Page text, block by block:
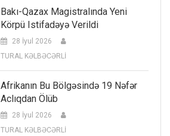
Bakı-Qazax Magistralında Yeni
Körpü Istifadəyə Verildi
28 İyul 2026
TURAL KƏLBƏCƏRLİ
Afrikanın Bu Bölgəsində 19 Nəfər
Aclıqdan Ölüb
28 İyul 2026
TURAL KƏLBƏCƏRLİ